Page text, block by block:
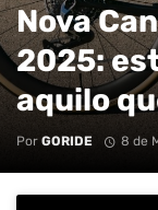
Nova
2025:
aquilo
Por GORIDE 8 de